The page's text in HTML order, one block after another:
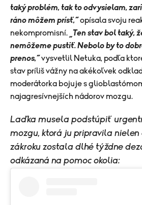
taký problém, tak to odvysielam,
ráno môžem prísť,“opísala svoju
nekompromisní.
„Ten stav bol taký,
nemôžeme pustiť. Nebolo by to
prenos,“vysvetlil Netuka, podľa
stav príliš vážny na akékoľvek
moderátorka bojuje s
najagresívnejších nádorov mozgu.
Laďka musela podstúpiť
mozgu, ktorá ju pripravila nielen
zákroku zostala dlhé týždne
odkázaná na pomoc okolia: